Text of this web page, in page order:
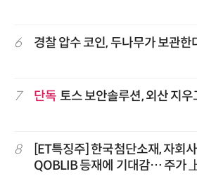
6 경찰 압수 코인, 두나무가 보관
7 단독 토스 보안솔루션, 외산 지
8
[ET특징주] 한국첨단소재, 자회
QOBLIB 등재에 기대감… 주가